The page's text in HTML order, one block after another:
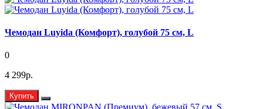
Чемодан Luyida (Комфорт), голубой 75 см, L
0
4 299р.
Купить